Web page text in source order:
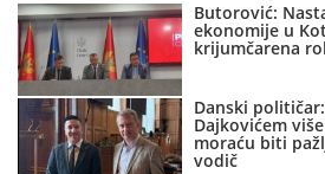
Butorović:
ekonomije u
krijumčarena
Danski
Dajkovićem
moraću biti
vodič